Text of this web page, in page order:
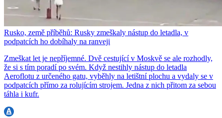
Rusko, země příběhů: Rusky zmeškaly nástup do letadla, v
podpatcích ho dobíhaly na ranveji
Zmeškat let je nepříjemné. Dvě cestující v Moskvě se ale rozhodly,
že si s tím poradí po svém. Když nestihly nástup do letadla
Aeroflotu z určeného gatu, vyběhly na letištní plochu a vydaly se v
podpatcích přímo za rolujícím strojem. Jedna z nich přitom za sebou
táhla i kufr.